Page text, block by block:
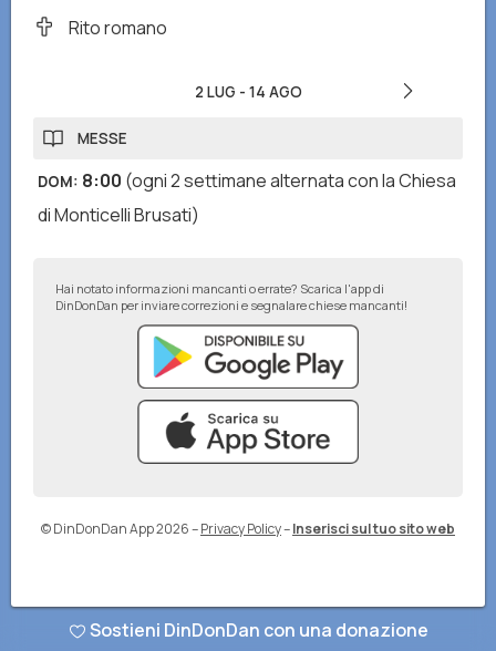
Rito romano
2 LUG - 14 AGO
MESSE
DOM: 8:00 (ogni 2 settimane alternata con la Chiesa
di Monticelli Brusati)
Hai notato informazioni mancanti o errate? Scarica l'app di
DinDonDan per inviare correzioni e segnalare chiese mancanti!
© DinDonDan App 2026–Privacy Policy–Inserisci sul tuo sito web
Sostieni DinDonDan con una donazione